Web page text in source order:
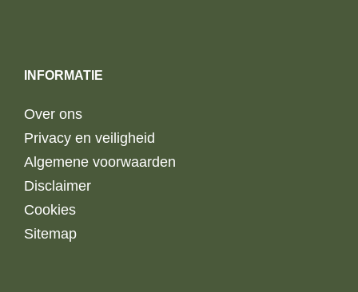
INFORMATIE
Over ons
Privacy en veiligheid
Algemene voorwaarden
Disclaimer
Cookies
Sitemap